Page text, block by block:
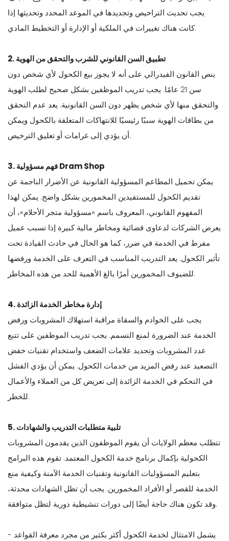
يجب تحديث التراخيص وتجديدها في الموعد المحدد وتحديثها إذا
كانت هناك تغييرات في الملكية أو الإدارة أو التخطيط المادي.
2. تطبيق السن القانوني للشرب والتحقق من الهوية
ينص القانون الفيدرالي على أنه لا يجوز بيع الكحول لأي شخص دون
سن 21 عامًا. يجب تدريب الموظفين بشكل صحيح لطلب الهوية
والتحقق منها لأي شخص يظهر دون السن القانونية. يعد عدم التحقق
من بطاقات الهوية سببًا رئيسيًا للانتهاكات المتعلقة بالكحول ويمكن
أن يؤدي إلى غرامات أو تعليق الترخيص.
3. فهم مسؤولية Dram Shop
يمكن تحميل المطاعم المسؤولية القانونية عن الأضرار الناجمة عن
تقديم الكحول للمستفيدين المخمورين بشكل واضح. يمكن لهذا
المفهوم القانوني، المعروف باسم «مسؤولية متجر الأحلام»، أن
يعرض الشركات لدعاوى قضائية ومخاطر مالية كبيرة إذا تسبب عميل
مفرط في الخدمة في ضرر، كما هو الحال في حادث القيادة تحت
تأثير الكحول. يعد التدريب المناسب في التعرف على الخدمة ورفضها
للضيوف المخمورين أمرًا بالغ الأهمية للحد من هذه المخاطر.
4. إدارة مخاطر الخدمة الزائدة
يجب على الخوادم والسقاة مراقبة استهلاك المشروبات ورفض
الخدمة عند الضرورة لمنع التسمم. يجب تدريب الموظفين على تتبع
عدد المشروبات وتحديد علامات الضعف واستخدام تقنيات خفض
التصعيد عند رفض المزيد من خدمات الكحول. يمكن أن يؤدي الفشل
في التحكم في الخدمة الزائدة إلى تعريض كل من العملاء والأعمال
للخطر.
5. تلبية متطلبات التدريب والشهادات
تتطلب معظم الولايات أن يقوم الموظفون الذين يقدمون المشروبات
الكحولية بإكمال برنامج خدمة الكحول المعتمد. تقوم هذه البرامج
بتعليم المسؤوليات القانونية وتقنيات الخدمة الآمنة وكيفية منع
الخدمة للقصر أو الأفراد المخمورين. يجب أن تظل الشهادات محدثة،
وقد تكون هناك حاجة أيضًا إلى دورات تنشيطية دورية لتظل متوافقة.
يشمل الامتثال لخدمة الكحول أكثر بكثير من مجرد معرفة القواعد -